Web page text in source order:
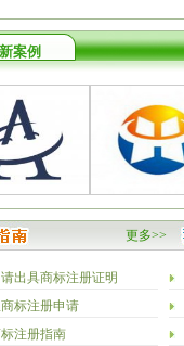
案例
更多>>
出具商标注册证明
标注册申请
注册指南